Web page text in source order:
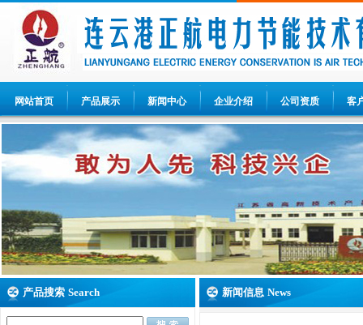
网站首页 产品展示 新闻中心 企业介绍 公司资质 客
产品搜索 Search 新闻信息 News